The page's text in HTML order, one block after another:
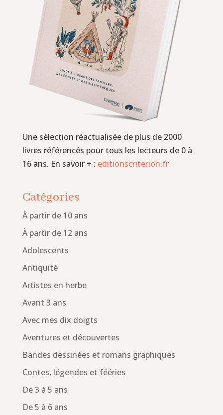
Une sélection réactualisée de plus de 2000
livres référencés pour tous les lecteurs de 0 à
16 ans. En savoir + : editionscriterion.fr
Catégories
À partir de 10 ans
À partir de 12 ans
Adolescents
Antiquité
Artistes en herbe
Avant 3 ans
Avec mes dix doigts
Aventures et découvertes
Bandes dessinées et romans graphiques
Contes, légendes et fééries
De 3 à 5 ans
De 5 à 6 ans